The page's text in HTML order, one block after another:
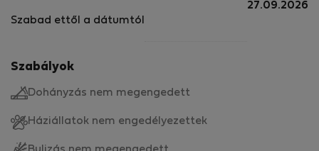
Szabad ettől a dátumtól
27.09.2026
Szabályok
Dohányzás nem megengedett
Háziállatok nem engedélyezettek